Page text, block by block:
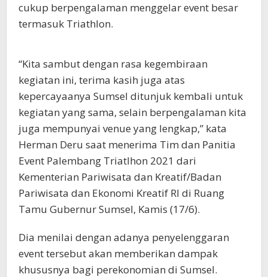
cukup berpengalaman menggelar event besar
termasuk Triathlon.
“Kita sambut dengan rasa kegembiraan
kegiatan ini, terima kasih juga atas
kepercayaanya Sumsel ditunjuk kembali untuk
kegiatan yang sama, selain berpengalaman kita
juga mempunyai venue yang lengkap,” kata
Herman Deru saat menerima Tim dan Panitia
Event Palembang Triatlhon 2021 dari
Kementerian Pariwisata dan Kreatif/Badan
Pariwisata dan Ekonomi Kreatif RI di Ruang
Tamu Gubernur Sumsel, Kamis (17/6).
Dia menilai dengan adanya penyelenggaran
event tersebut akan memberikan dampak
khususnya bagi perekonomian di Sumsel.